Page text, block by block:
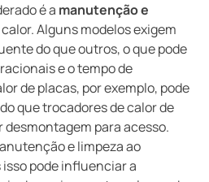
é a manutenção e
Alguns modelos exigem
do que outros, o que pode
e o tempo de
de placas, por exemplo, pode
que trocadores de calor de
desmontagem para acesso.
e limpeza ao
pode influenciar a